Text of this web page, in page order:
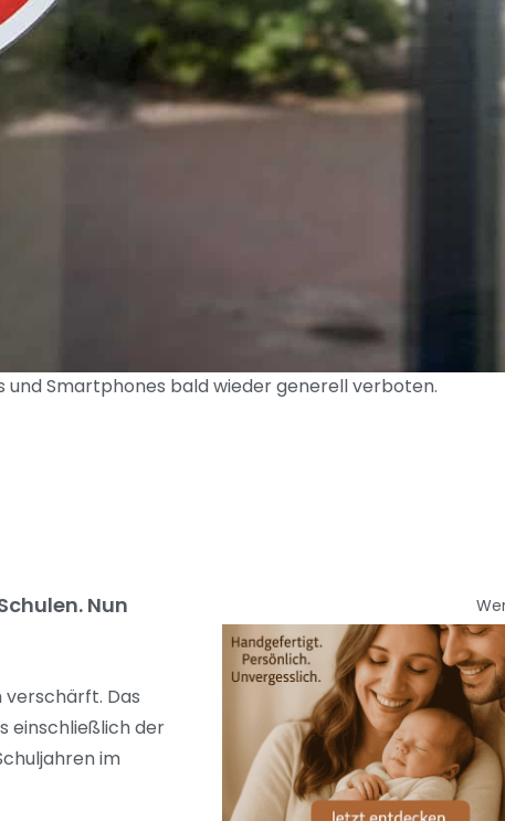
und Smartphones bald wieder generell verboten.
Nun
verschärft. Das
einschließlich der
im